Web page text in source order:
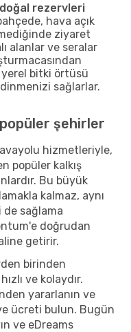
rezervleri
hava açık
ziyaret
alanlar ve seralar
yerel bitki örtüsü
sağlarlar.
şehirler
hizmetleriyle,
popüler kalkış
Bu büyük
kalmaz, aynı
sağlama
doğrudan
getirir.
birinden
ve kolaydır.
yararlanın ve
ücreti bulun. Bugün
ve eDreams